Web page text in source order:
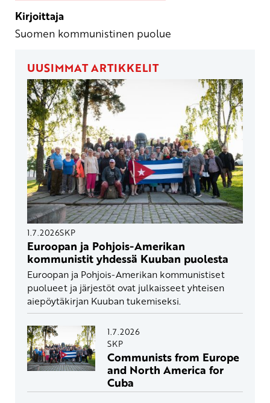
Kirjoittaja
Suomen kommunistinen puolue
UUSIMMAT ARTIKKELIT
1.7.2026SKP
Euroopan ja Pohjois-Amerikan
kommunistit yhdessä Kuuban puolesta
Euroopan ja Pohjois-Amerikan kommunistiset
puolueet ja järjestöt ovat julkaisseet yhteisen
aiepöytäkirjan Kuuban tukemiseksi.
1.7.2026
SKP
Communists from Europe
and North America for
Cuba